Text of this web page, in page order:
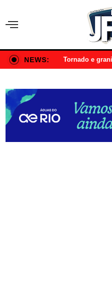
NEWS: Tornado e